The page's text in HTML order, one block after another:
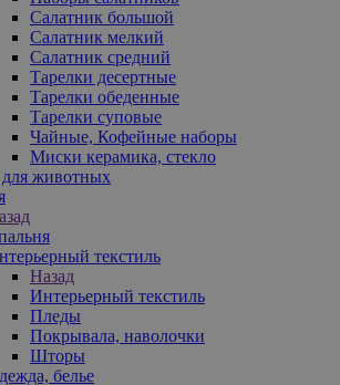
Салатник большой
Салатник мелкий
Салатник средний
Тарелки десертные
Тарелки обеденные
Тарелки суповые
Чайные, Кофейные наборы
Миски керамика, стекло
животных
текстиль
Назад
Интерьерный текстиль
Пледы
Покрывала, наволочки
Шторы
белье